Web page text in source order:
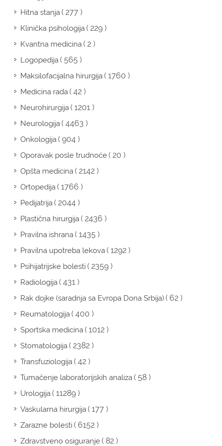
Hitna stanja( 277 )
Klinička psihologija( 229 )
Kvantna medicina( 2 )
Logopedija( 565 )
Maksilofacijalna hirurgija( 1760 )
Medicina rada( 42 )
Neurohirurgija( 1201 )
Neurologija( 4463 )
Onkologija( 904 )
Oporavak posle trudnoće( 20 )
Opšta medicina( 2142 )
Ortopedija( 1766 )
Pedijatrija( 2044 )
Plastična hirurgija( 2436 )
Pravilna ishrana( 1435 )
Pravilna upotreba lekova( 1292 )
Psihijatrijske bolesti( 2359 )
Radiologija( 431 )
Rak dojke (saradnja sa Evropa Dona Srbija)( 62 )
Reumatologija( 400 )
Sportska medicina( 1012 )
Stomatologija( 2382 )
Transfuziologija( 42 )
Tumačenje laboratorijskih analiza( 58 )
Urologija( 11289 )
Vaskularna hirurgija( 177 )
Zarazne bolesti( 6152 )
Zdravstveno osiguranje( 82 )